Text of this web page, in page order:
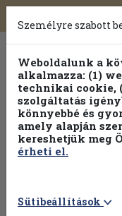
Toggle
navigation
Személyre szabott
Weboldalunk a
alkalmazza: (1)
technikai cookie,
szolgáltatás
könnyebbé és
amely alapján
kereshetjük meg
érheti el.
Sütibeállítások